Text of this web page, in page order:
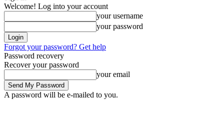
Welcome! Log into your account
your username
your password
Forgot your password? Get help
Password recovery
Recover your password
your email
A password will be e-mailed to you.